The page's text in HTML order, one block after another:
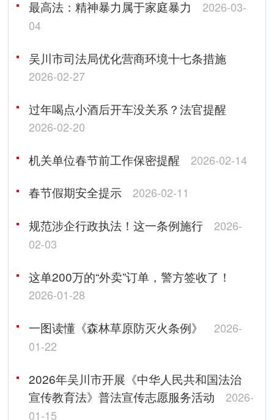
最高法：精神暴力属于家庭暴力
2026-03-
04
吴川市司法局优化营商环境十七条措施
2026-02-27
过年喝点小酒后开车没关系？法官提醒
2026-02-20
机关单位春节前工作保密提醒 2026-02-14
春节假期安全提示 2026-02-11
规范涉企行政执法！这一条例施行
2026-
02-03
这单200万的“外卖”订单，警方签收了！
2026-01-28
一图读懂《森林草原防灭火条例》
2026-
01-22
2026年吴川市开展《中华人民共和国法治
宣传教育法》普法宣传志愿服务活动
2026-
01-15